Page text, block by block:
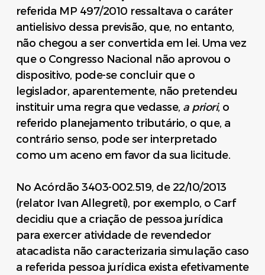
referida MP 497/2010 ressaltava o caráter
antielisivo dessa previsão, que, no entanto,
não chegou a ser convertida em lei. Uma vez
que o Congresso Nacional não aprovou o
dispositivo, pode-se concluir que o
legislador, aparentemente, não pretendeu
instituir uma regra que vedasse, a priori, o
referido planejamento tributário, o que, a
contrário senso, pode ser interpretado
como um aceno em favor da sua licitude.
No Acórdão 3403-002.519, de 22/10/2013
(relator Ivan Allegreti), por exemplo, o Carf
decidiu que a criação de pessoa jurídica
para exercer atividade de revendedor
atacadista não caracterizaria simulação caso
a referida pessoa jurídica exista efetivamente